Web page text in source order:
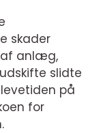
skader
af anlæg,
slidte
på
for